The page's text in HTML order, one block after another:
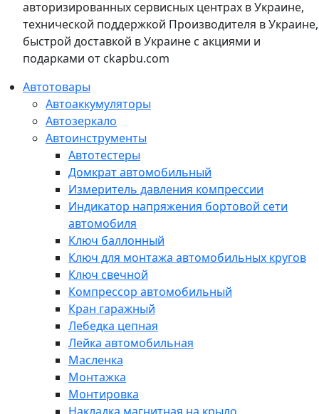
авторизированных сервисных центрах в Украине,
технической поддержкой Производителя в Украине,
быстрой доставкой в Украине с акциями и
подарками от ckapbu.com
Автотовары
Автоаккумуляторы
Автозеркало
Автоинструменты
Автотестеры
Домкрат автомобильный
Измеритель давления компрессии
Индикатор напряжения бортовой сети
автомобиля
Ключ баллонный
Ключ для монтажа автомобильных кругов
Ключ свечной
Компрессор автомобильный
Кран гаражный
Лебедка цепная
Лейка автомобильная
Масленка
Монтажка
Монтировка